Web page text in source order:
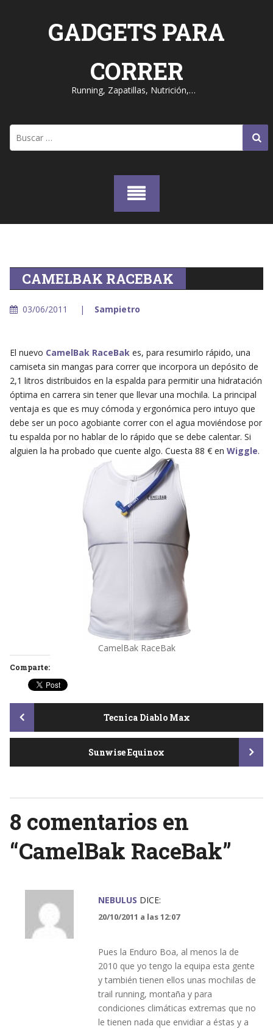
GADGETS PARA
CORRER
Running, Zapatillas, Nutrición,…
CAMELBAK RACEBAK
03/06/2011 Sampietro
El nuevo CamelBak RaceBakes, para resumirlo rápido, una
camiseta sin mangas para correr que incorpora un depósito de
2,1 litros distribuidos en la espalda para permitir una hidratación
óptima en carrera sin tener que llevar una mochila. La principal
ventaja es que es muy cómoda y ergonómica pero intuyo que
debe ser un poco agobiante correr con el agua moviéndose por
tu espalda por no hablar de lo rápido que se debe calentar. Si
alguien la ha probado que cuente algo. Cuesta 88 € en Wiggle.
CamelBak RaceBak
Comparte:
Post
navigation
Tecnica Diablo Max
Sunwise Equinox
8 comentarios en
“CamelBak RaceBak”
NEBULUS DICE:
20/10/2011 a las 12:07
Pues la Enduro Boa, al menos la de
2010 que yo tengo la equipa esta gente
y también tienen ellos unas mochilas de
trail running, montaña y para
condiciones climáticas extremas que no
le tienen nada que envidiar a éstas y a